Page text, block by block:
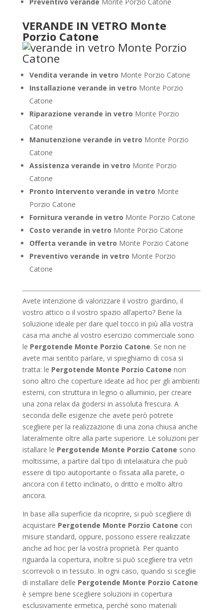
VERANDE IN VETRO Monte
Porzio Catone
Vendita verande in vetro Monte Porzio Catone
Installazione verande in vetro Monte Porzio
Catone
Riparazione verande in vetro Monte Porzio
Catone
Manutenzione verande in vetro Monte Porzio
Catone
Assistenza verande in vetro Monte Porzio
Catone
Pronto Intervento verande in vetro Monte
Porzio Catone
Fornitura verande in vetro Monte Porzio Catone
Costo verande in vetro Monte Porzio Catone
Offerta verande in vetro Monte Porzio Catone
Preventivo verande in vetro Monte Porzio
Catone
Avete intenzione di valorizzare il vostro giardino, il
vostro attico o il vostro spazio all’aperto? Bene la
soluzione ideale per dare quel tocco in più alla vostra
casa ma anche al vostro esercizio commerciale sono
le Pergotende Monte Porzio Catone. Se non ne
avete mai sentito parlare, vi spieghiamo di cosa si
tratta: le Pergotende Monte Porzio Catone non
sono altro che coperture ideate ad hoc per gli ambienti
esterni, con struttura in legno o alluminio, per creare
una zona relax da godersi in assoluta frescura. A
seconda delle esigenze che avete però potrete
scegliere per la realizzazione di una zona chiusa anche
lateralmente oltre alla parte superiore. Le soluzioni per
istallare le Pergotende Monte Porzio Catone sono
moltissime, a partire dal tipo di intelaiatura che può
essere di tipo autoportante o fissata alla parete, o
ancora con il tetto inclinato, o dritto e molto altro
ancora.
In base alla superficie da ricoprire, si può scegliere di
acquistare Pergotende Monte Porzio Catone con
misure standard, oppure, possono essere realizzate
anche ad hoc per la vostra proprietà. Per quanto
riguarda la copertura, inoltre si può scegliere tra vetri
scorrevoli o in tessuto. In ogni caso, quando si sceglie
di installare delle Pergotende Monte Porzio Catone
è sempre bene scegliere soluzioni in copertura
esclusivamente ermetica, perché sono materiali